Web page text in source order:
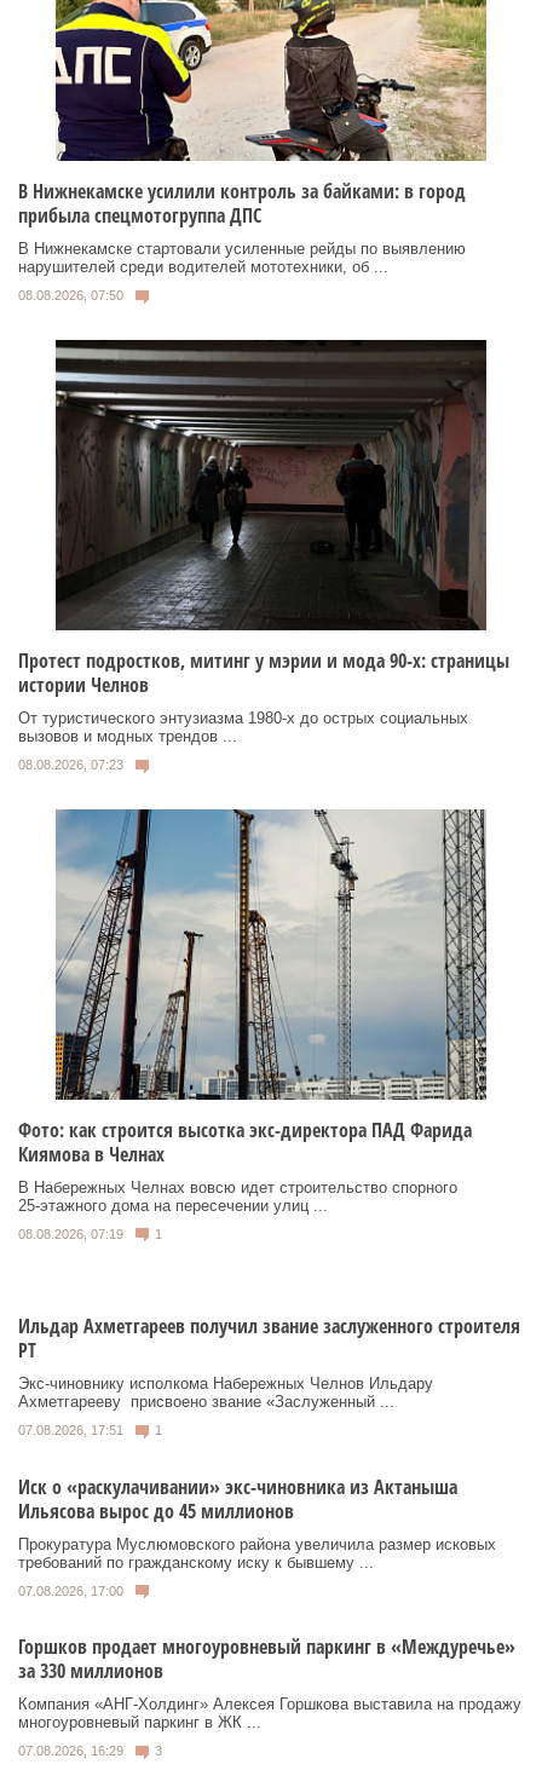
В Нижнекамске усилили контроль за байками: в город
прибыла спецмотогруппа ДПС
В Нижнекамске стартовали усиленные рейды по выявлению
нарушителей среди водителей мототехники, об ...
08.08.2026, 07:50
Протест подростков, митинг у мэрии и мода 90-х: страницы
истории Челнов
От туристического энтузиазма 1980‑х до острых социальных
вызовов и модных трендов ...
08.08.2026, 07:23
Фото: как строится высотка экс-директора ПАД Фарида
Киямова в Челнах
В Набережных Челнах вовсю идет строительство спорного
25‑этажного дома на пересечении улиц ...
08.08.2026, 07:19 1
Ильдар Ахметгареев получил звание заслуженного строителя
РТ
Экс‑чиновнику исполкома Набережных Челнов Ильдару
Ахметгарееву присвоено звание «Заслуженный ...
07.08.2026, 17:51 1
Иск о «раскулачивании» экс-чиновника из Актаныша
Ильясова вырос до 45 миллионов
Прокуратура Муслюмовского района увеличила размер исковых
требований по гражданскому иску к бывшему ...
07.08.2026, 17:00
Горшков продает многоуровневый паркинг в «Междуречье»
за 330 миллионов
Компания «АНГ-Холдинг» Алексея Горшкова выставила на продажу
многоуровневый паркинг в ЖК ...
07.08.2026, 16:29 3